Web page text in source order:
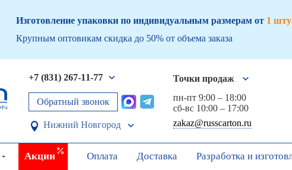
Изготовление упаковки по индивидуальным размерам от 1
Крупным оптовикам скидка до 50% от объема заказа
+7 (831) 267-11-77
Обратный звонок
Нижний Новгород
Точки продаж
пн-пт 9:00 – 18:00
сб-вс 10:00 – 17:00
zakaz@russcarton.ru
Акции Оплата Доставка Разработка и